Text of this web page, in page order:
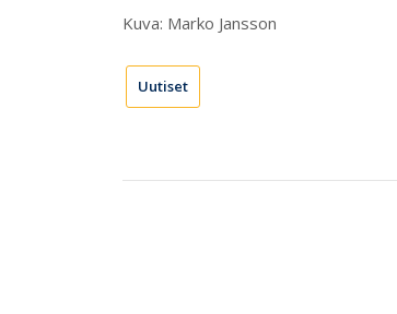
Kuva: Marko Jansson
Uutiset